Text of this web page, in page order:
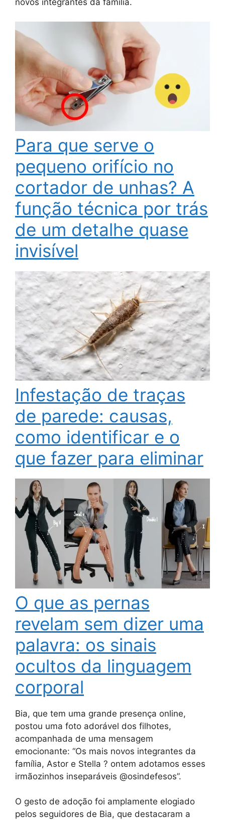
novos integrantes da família.
Para que serve o
pequeno orifício no
cortador de unhas? A
função técnica por trás
de um detalhe quase
invisível
Infestação de traças
de parede: causas,
como identificar e o
que fazer para eliminar
O que as pernas
revelam sem dizer uma
palavra: os sinais
ocultos da linguagem
corporal
Bia, que tem uma grande presença online,
postou uma foto adorável dos filhotes,
acompanhada de uma mensagem
emocionante: “Os mais novos integrantes da
família, Astor e Stella ? ontem adotamos esses
irmãozinhos inseparáveis @osindefesos”.
O gesto de adoção foi amplamente elogiado
pelos seguidores de Bia, que destacaram a